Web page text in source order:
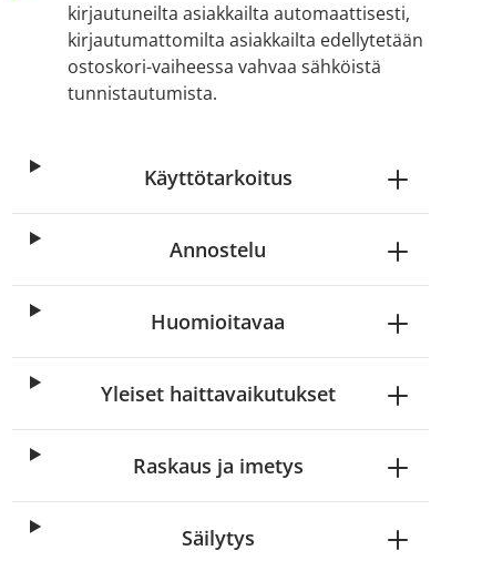
kirjautuneilta asiakkailta automaattisesti,
kirjautumattomilta asiakkailta edellytetään
ostoskori-vaiheessa vahvaa sähköistä
tunnistautumista.
Käyttötarkoitus
Annostelu
Huomioitavaa
Yleiset haittavaikutukset
Raskaus ja imetys
Säilytys